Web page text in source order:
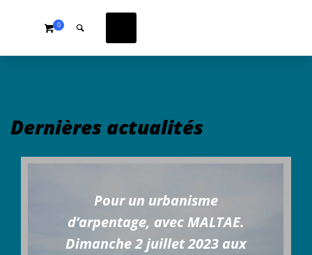
0
Dernières actualités
Pour un urbanisme
d’arpentage, avec MALTAE.
Dimanche 2 juillet 2023 aux